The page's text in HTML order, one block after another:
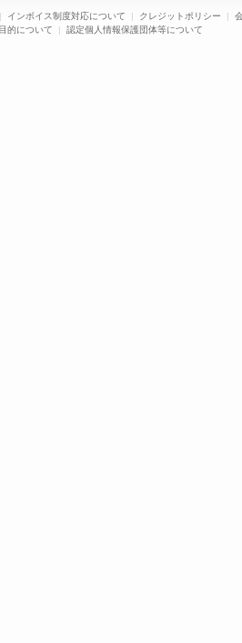
インボイス制度対応について | クレジットポリシー |
的について | 認定個人情報保護団体等について